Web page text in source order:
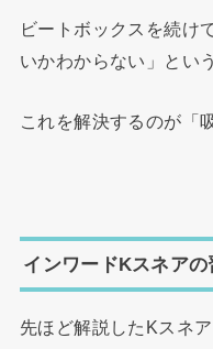
ビートボックスを続け
いかわからない」とい
これを解決するのが「
インワードKスネアの
先ほど解説したKスネ